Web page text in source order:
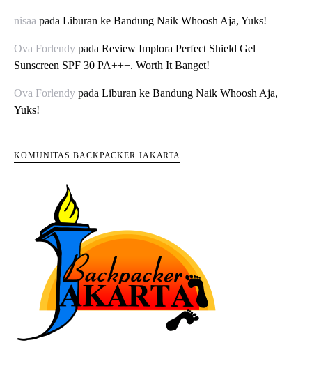
nisaa pada Liburan ke Bandung Naik Whoosh Aja, Yuks!
Ova Forlendy pada Review Implora Perfect Shield Gel
Sunscreen SPF 30 PA+++. Worth It Banget!
Ova Forlendy pada Liburan ke Bandung Naik Whoosh Aja,
Yuks!
KOMUNITAS BACKPACKER JAKARTA